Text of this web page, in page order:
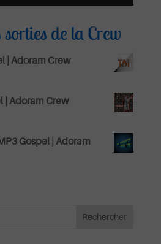
de la Crew
| Adoram Crew
| Adoram Crew
Gospel | Adoram